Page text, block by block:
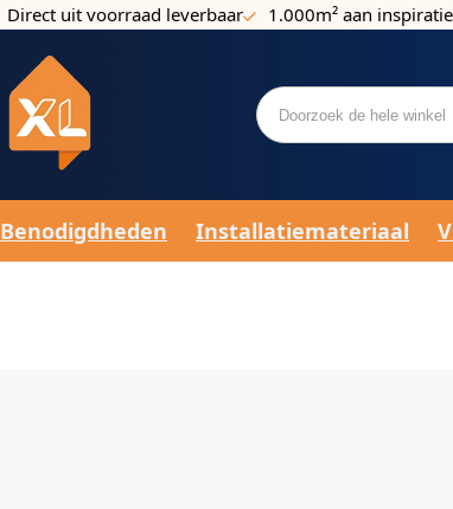
Direct uit voorraad leverbaar 1.000m² aan
Benodigdheden Installatiemateriaal